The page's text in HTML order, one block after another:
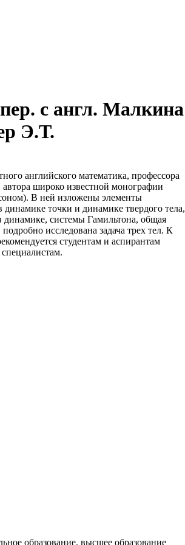
с англ. Малкина
Э.Т.
английского математика, профессора
широко известной монографии
В ней изложены элементы
точки и динамике твердого тела,
динамике, системы Гамильтона, общая
исследована задача трех тел. К
студентам и аспирантам
образование, высшее образование